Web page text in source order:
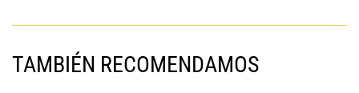
TAMBIÉN RECOMENDAMOS